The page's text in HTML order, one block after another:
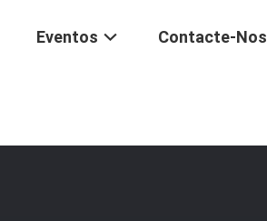
Eventos Contacte-Nos